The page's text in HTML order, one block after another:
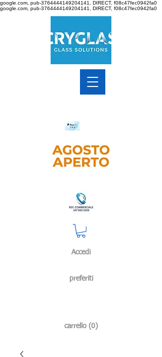
google.com, pub-3764444149204141, DIRECT, f08c47fec0942fa0
google.com, pub-3764444149204141, DIRECT, f08c47fec0942fa0
Accedi
preferiti
carrello (0)